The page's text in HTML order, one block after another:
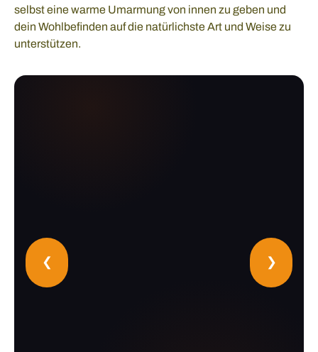
selbst eine warme Umarmung von innen zu geben und
dein Wohlbefinden auf die natürlichste Art und Weise zu
unterstützen.
❮ ❯